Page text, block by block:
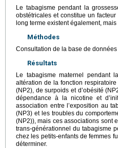
Le tabagisme pendant la
obstétricales et constitue un
long terme existent également,
Méthodes
Consultation de la base de
Résultats
Le tabagisme maternel pendant
altération de la fonction respiratoire
(NP2), de surpoids et d’obésité
dépendance à la nicotine et
association entre l’exposition au
(NP3) et les troubles du
(NP2)), mais ces associations sont
trans-générationnel du tabagisme
chez les petits-enfants de femmes
déterminer.